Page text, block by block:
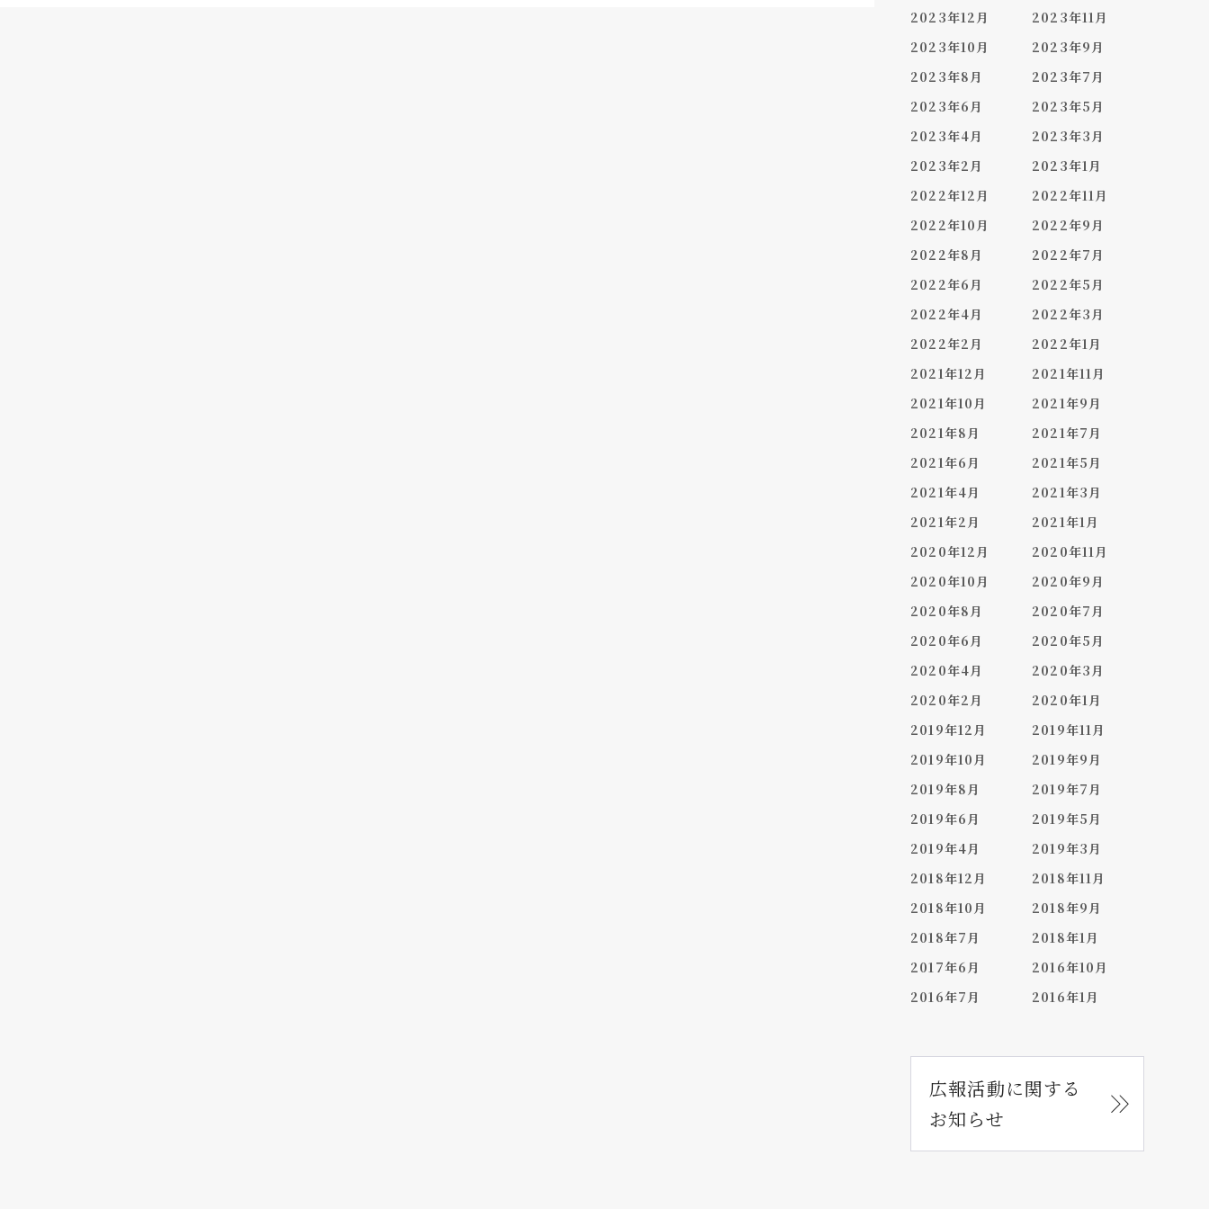
2023年12月
2023年11月
2023年10月
2023年9月
2023年8月
2023年7月
2023年6月
2023年5月
2023年4月
2023年3月
2023年2月
2023年1月
2022年12月
2022年11月
2022年10月
2022年9月
2022年8月
2022年7月
2022年6月
2022年5月
2022年4月
2022年3月
2022年2月
2022年1月
2021年12月
2021年11月
2021年10月
2021年9月
2021年8月
2021年7月
2021年6月
2021年5月
2021年4月
2021年3月
2021年2月
2021年1月
2020年12月
2020年11月
2020年10月
2020年9月
2020年8月
2020年7月
2020年6月
2020年5月
2020年4月
2020年3月
2020年2月
2020年1月
2019年12月
2019年11月
2019年10月
2019年9月
2019年8月
2019年7月
2019年6月
2019年5月
2019年4月
2019年3月
2018年12月
2018年11月
2018年10月
2018年9月
2018年7月
2018年1月
2017年6月
2016年10月
2016年7月
2016年1月
広報活動に関する
お知らせ